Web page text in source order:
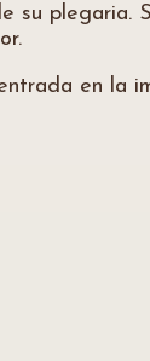
su plegaria.
en la